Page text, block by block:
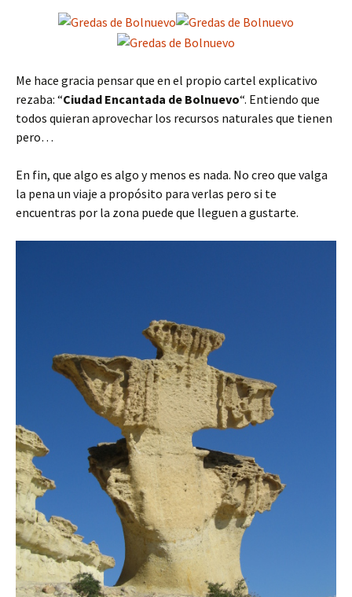
Me hace gracia pensar que en el propio cartel explicativo
rezaba: “Ciudad Encantada de Bolnuevo“. Entiendo que
todos quieran aprovechar los recursos naturales que tienen
pero…
En fin, que algo es algo y menos es nada. No creo que valga
la pena un viaje a propósito para verlas pero si te
encuentras por la zona puede que lleguen a gustarte.